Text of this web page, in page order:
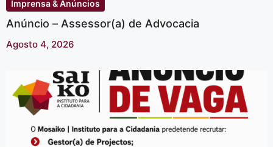
Imprensa & Anúncios
Anúncio – Assessor(a) de Advocacia
Agosto 4, 2026